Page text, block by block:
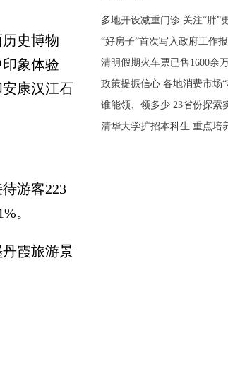
史博物
象体验
康汉江石
游客223
。
霞旅游景
多地开设减重门诊 关注“胖”
“好房子”首次写入政府工作
清明假期火车票已售1600余
政策提振信心 各地消费市场
谁能领、领多少 23省份探索
清华大学扩招本科生 重点培